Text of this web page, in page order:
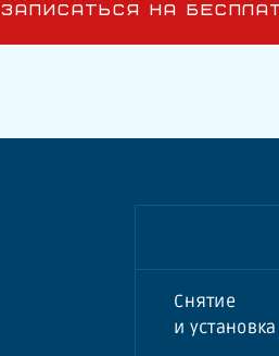
ЗАПИСАТЬСЯ НА
Снятие
и установка